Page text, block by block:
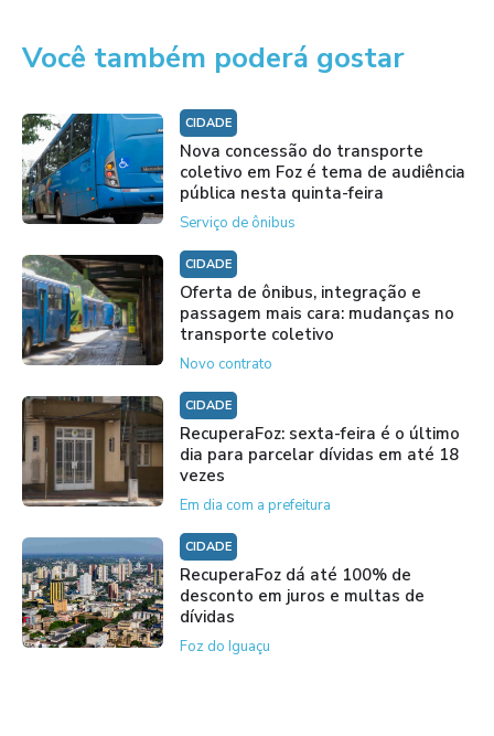
Você também poderá gostar
CIDADE
Nova concessão do transporte
coletivo em Foz é tema de audiência
pública nesta quinta-feira
Serviço de ônibus
CIDADE
Oferta de ônibus, integração e
passagem mais cara: mudanças no
transporte coletivo
Novo contrato
CIDADE
RecuperaFoz: sexta-feira é o último
dia para parcelar dívidas em até 18
vezes
Em dia com a prefeitura
CIDADE
RecuperaFoz dá até 100% de
desconto em juros e multas de
dívidas
Foz do Iguaçu